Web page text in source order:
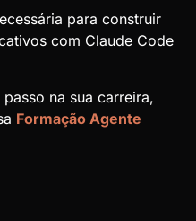
para construir
com Claude Code
na sua carreira,
Formação Agente